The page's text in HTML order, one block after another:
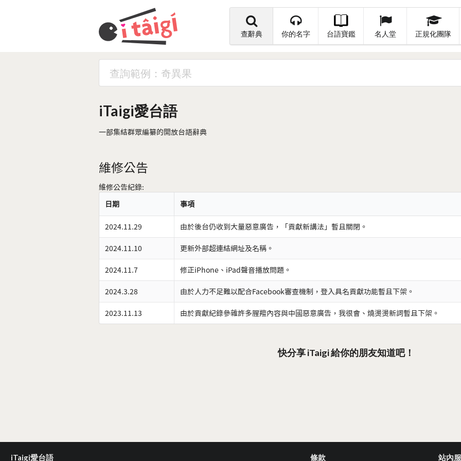
查辭典 你的名字 台語寶鑑 名人堂 正規化團隊
iTaigi愛台語
一部集結群眾編纂的開放台語辭典
維修公告
維修公告紀錄:
日期
事項
2024.11.29 由於後台仍收到大量惡意廣告，「貢獻新講法」暫且關閉。
2024.11.10 更新外部超連結網址及名稱。
2024.11.7 修正iPhone、iPad聲音播放問題。
2024.3.28 由於人力不足難以配合Facebook審查機制，登入具名貢獻功能暫且下架。
2023.11.13 由於貢獻紀錄參雜許多腥羶內容與中國惡意廣告，我很會、燒燙燙新詞暫且下架。
快分享 iTaigi 給你的朋友知道吧！
iTaigi愛台語 條款 站內